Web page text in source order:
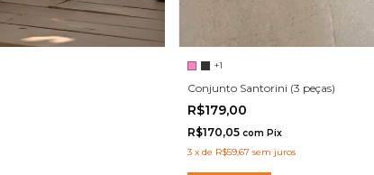
+1
Conjunto Santorini (3 peças)
R$179,00
R$170,05 com Pix
3 x de R$59,67 sem juros